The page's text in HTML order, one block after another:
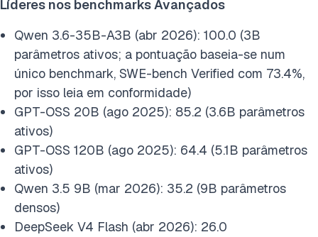
Líderes nos benchmarks Avançados
Qwen 3.6-35B-A3B (abr 2026): 100.0 (3B
parâmetros ativos; a pontuação baseia-se num
único benchmark, SWE-bench Verified com 73.4%,
por isso leia em conformidade)
GPT-OSS 20B (ago 2025): 85.2 (3.6B parâmetros
ativos)
GPT-OSS 120B (ago 2025): 64.4 (5.1B parâmetros
ativos)
Qwen 3.5 9B (mar 2026): 35.2 (9B parâmetros
densos)
DeepSeek V4 Flash (abr 2026): 26.0